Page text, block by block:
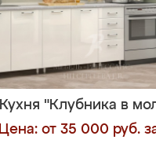
Кухня "Клубника в
Цена: от 35 000 руб.